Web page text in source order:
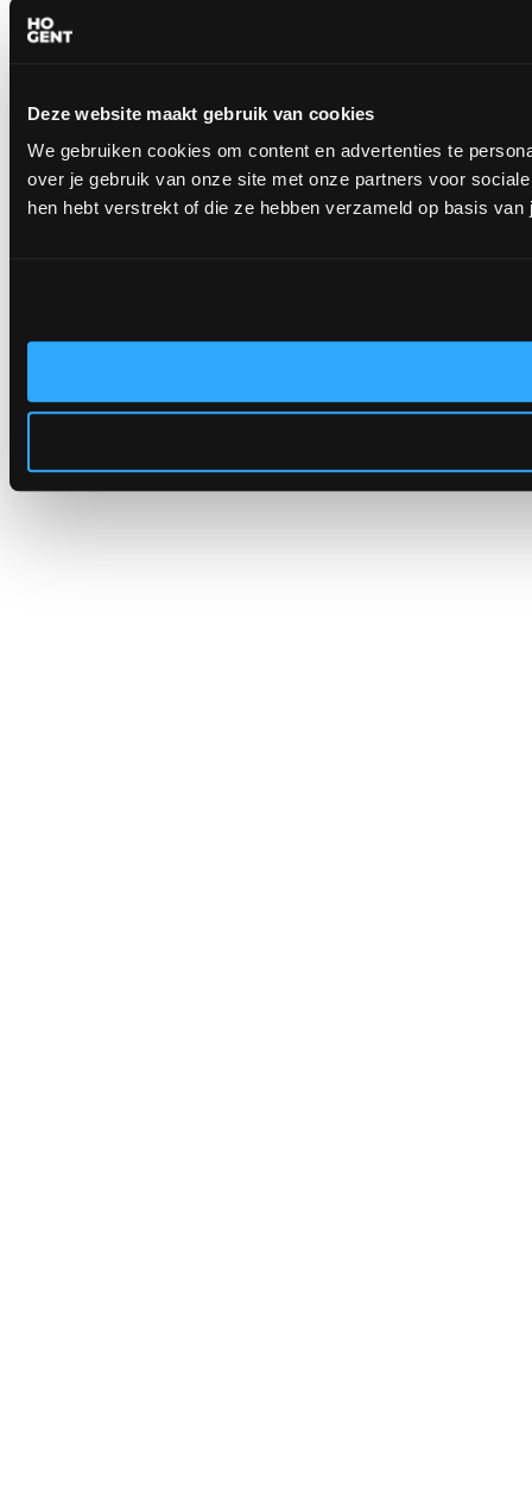
Deze website maakt gebruik van cookies
We gebruiken cookies om content en advertenties te
over je gebruik van onze site met onze partners voor
hen hebt verstrekt of die ze hebben verzameld op basis van